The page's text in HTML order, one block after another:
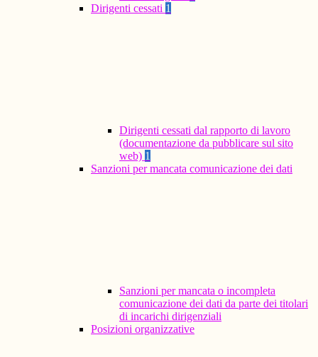
Dirigenti cessati 1
Dirigenti cessati dal rapporto di lavoro
(documentazione da pubblicare sul sito
web) 1
Sanzioni per mancata comunicazione dei dati
Sanzioni per mancata o incompleta
comunicazione dei dati da parte dei titolari
di incarichi dirigenziali
Posizioni organizzative